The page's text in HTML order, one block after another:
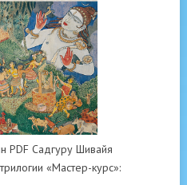
PDF Садгуру Шивайя
«Мастер-курс»: